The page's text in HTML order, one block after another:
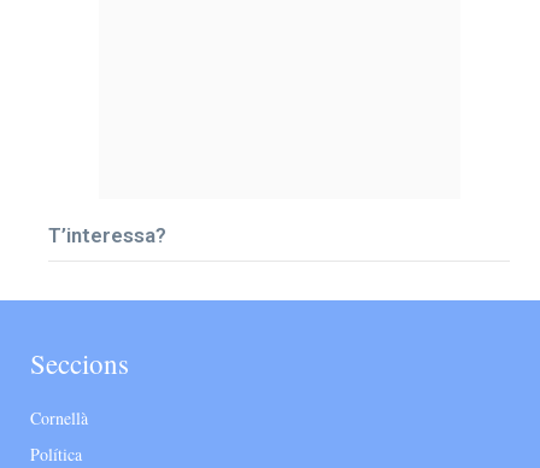
T’interessa?
Seccions
Cornellà
Política